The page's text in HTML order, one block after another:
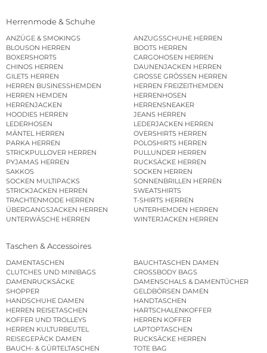
Herrenmode & Schuhe
ANZÜGE & SMOKINGS
ANZUGSSCHUHE HERREN
BLOUSON HERREN
BOOTS HERREN
BOXERSHORTS
CARGOHOSEN HERREN
CHINOS HERREN
DAUNENJACKEN HERREN
GILETS HERREN
GROSSE GRÖSSEN HERREN
HERREN BUSINESSHEMDEN
HERREN FREIZEITHEMDEN
HERREN HEMDEN
HERRENHOSEN
HERRENJACKEN
HERRENSNEAKER
HOODIES HERREN
JEANS HERREN
LEDERHOSEN
LEDERJACKEN HERREN
MÄNTEL HERREN
OVERSHIRTS HERREN
PARKA HERREN
POLOSHIRTS HERREN
STRICKPULLOVER HERREN
PULLUNDER HERREN
PYJAMAS HERREN
RUCKSÄCKE HERREN
SAKKOS
SOCKEN HERREN
SOCKEN MULTIPACKS
SONNENBRILLEN HERREN
STRICKJACKEN HERREN
SWEATSHIRTS
TRACHTENMODE HERREN
T-SHIRTS HERREN
ÜBERGANGSJACKEN HERREN
UNTERHEMDEN HERREN
UNTERWÄSCHE HERREN
WINTERJACKEN HERREN
Taschen & Accessoires
DAMENTASCHEN
BAUCHTASCHEN DAMEN
CLUTCHES UND MINIBAGS
CROSSBODY BAGS
DAMENRUCKSÄCKE
DAMENSCHALS & DAMENTÜCHER
SHOPPER
GELDBÖRSEN DAMEN
HANDSCHUHE DAMEN
HANDTASCHEN
HERREN REISETASCHEN
HARTSCHALENKOFFER
KOFFER UND TROLLEYS
HERREN KOFFER
HERREN KULTURBEUTEL
LAPTOPTASCHEN
REISEGEPÄCK DAMEN
RUCKSÄCKE HERREN
BAUCH- & GÜRTELTASCHEN
TOTE BAG